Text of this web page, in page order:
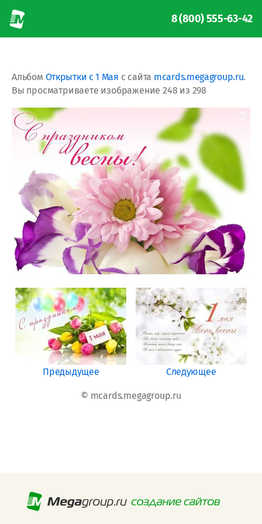
8 (800) 555-63-42
Альбом Открытки с 1 Мая с сайта mcards.megagroup.ru.
Вы просматриваете изображение 248 из 298
Предыдущее Следующее
© mcards.megagroup.ru